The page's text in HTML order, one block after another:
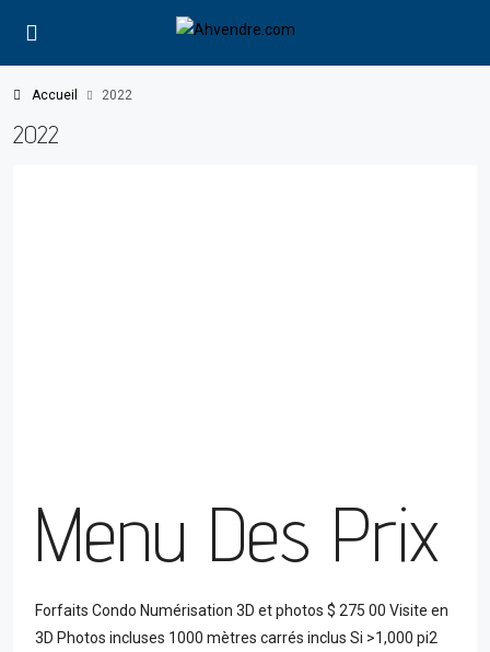
Accueil 2022
2022
Menu Des Prix
Forfaits Condo Numérisation 3D et photos $ 275 00 Visite en
3D Photos incluses 1000 mètres carrés inclus Si >1,000 pi2